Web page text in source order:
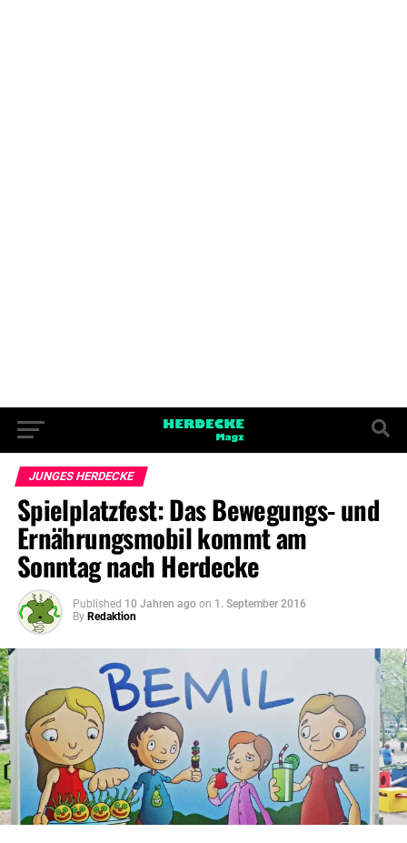
JUNGES HERDECKE
Spielplatzfest: Das Bewegungs- und
Ernährungsmobil kommt am
Sonntag nach Herdecke
Published 10 Jahren ago on 1. September 2016
By Redaktion